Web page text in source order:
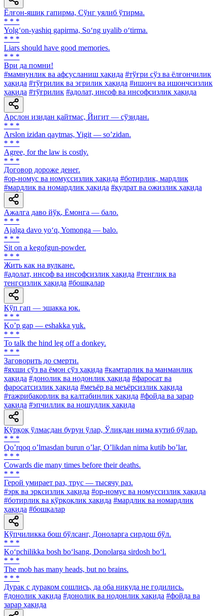
Ёлғон-яшиқ гапирма, Сўнг уялиб ўтирма.
* * *
Yolg‘on-yashiq gapirma, So‘ng uyalib o‘tirma.
* * *
Liars should have good memories.
* * *
Ври да помни!
#мамнунлик ва афсусланиш ҳақида #тўғри сўз ва ёлғончилик
ҳақида #тўғрилик ва эгрилик ҳақида #ишонч ва ишончсизлик
ҳақида #тўғрилик #адолат, инсоф ва инсофсизлик ҳақида
Арслон изидан қайтмас, Йигит — сўзидан.
* * *
Аrslon izidan qaytmas, Yigit — soʼzidan.
* * *
Agree, for the law is costly.
* * *
Договор дороже денег.
#ор-номус ва номуссизлик ҳақида #ботирлик, мардлик
#мардлик ва номардлик ҳақида #қудрат ва ожизлик ҳақида
Ажалга даво йўқ, Ёмонга — бало.
* * *
Ajalga davo yo‘q, Yomonga — balo.
* * *
Sit on a kegofgun-powder.
* * *
Жить как на вулкане.
#адолат, инсоф ва инсофсизлик ҳақида #тенглик ва
тенгсизлик ҳақида #бошқалар
Кўп гап — эшакка юк.
* * *
Koʼp gap — eshakka yuk.
* * *
To talk the hind leg off a donkey.
* * *
Заговорить до смерти.
#яхши сўз ва ёмон сўз ҳақида #камтарлик ва манманлик
ҳақида #донолик ва нодонлик ҳақида #фаросат ва
фаросатсизлик ҳақида #меъёр ва меъёрсизлик ҳақида
#тажрибакорлик ва калтабинлик ҳақида #фойда ва зарар
ҳақида #эпчиллик ва ношудлик ҳақида
Қўрқоқ ўлмасдан бурун ўлар, Ўликдан нима кутиб бўлар.
* * *
Qoʼrqoq oʼlmasdan burun oʼlar, Oʼlikdan nima kutib boʼlar.
* * *
Cowards die many times before their deaths.
* * *
Герой умирает раз, трус — тысячу раз.
#эрк ва эрксизлик ҳақида #ор-номус ва номуссизлик ҳақида
#ботирлик ва қўрқоқлик ҳақида #мардлик ва номардлик
ҳақида #бошқалар
Кўпчиликка бош бўлсанг, Доноларга сирдош бўл.
* * *
Ko‘pchilikka bosh bo‘lsang, Donolarga sirdosh bo‘l.
* * *
The mob has many heads, but no brains.
* * *
Дурак с дураком сошлись, да оба никуда не годились.
#донолик ҳақида #донолик ва нодонлик ҳақида #фойда ва
зарар ҳақида